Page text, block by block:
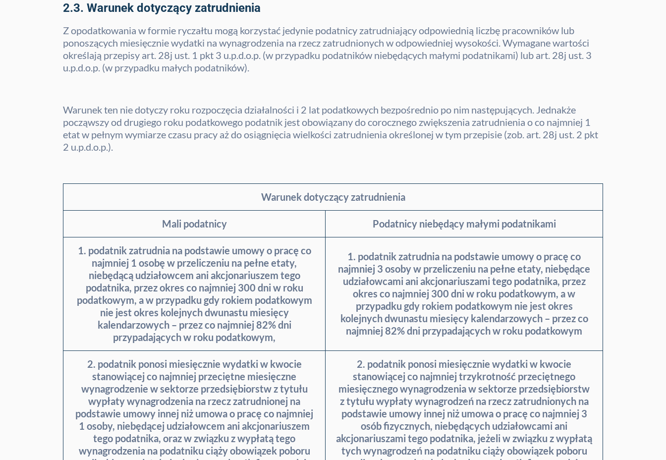
2.3. Warunek dotyczący zatrudnienia
Z opodatkowania w formie ryczałtu mogą korzystać jedynie podatnicy zatrudniający odpowiednią liczbę pracowników lub
ponoszących miesięcznie wydatki na wynagrodzenia na rzecz zatrudnionych w odpowiedniej wysokości. Wymagane wartości
określają przepisy art. 28j ust. 1 pkt 3 u.p.d.o.p. (w przypadku podatników niebędących małymi podatnikami) lub art. 28j ust. 3
u.p.d.o.p. (w przypadku małych podatników).
Warunek ten nie dotyczy roku rozpoczęcia działalności i 2 lat podatkowych bezpośrednio po nim następujących. Jednakże
począwszy od drugiego roku podatkowego podatnik jest obowiązany do corocznego zwiększenia zatrudnienia o co najmniej 1
etat w pełnym wymiarze czasu pracy aż do osiągnięcia wielkości zatrudnienia określonej w tym przepisie (zob. art. 28j ust. 2 pkt
2 u.p.d.o.p.).
Warunek dotyczący zatrudnienia
Mali podatnicy Podatnicy niebędący małymi podatnikami
1. podatnik zatrudnia na podstawie umowy o pracę co
najmniej 1 osobę w przeliczeniu na pełne etaty,
niebędącą udziałowcem ani akcjonariuszem tego
podatnika, przez okres co najmniej 300 dni w roku
podatkowym, a w przypadku gdy rokiem podatkowym
nie jest okres kolejnych dwunastu miesięcy
kalendarzowych – przez co najmniej 82% dni
przypadających w roku podatkowym,
1. podatnik zatrudnia na podstawie umowy o pracę co
najmniej 3 osoby w przeliczeniu na pełne etaty, niebędące
udziałowcami ani akcjonariuszami tego podatnika, przez
okres co najmniej 300 dni w roku podatkowym, a w
przypadku gdy rokiem podatkowym nie jest okres
kolejnych dwunastu miesięcy kalendarzowych – przez co
najmniej 82% dni przypadających w roku podatkowym
2. podatnik ponosi miesięcznie wydatki w kwocie
stanowiącej co najmniej przeciętne miesięczne
wynagrodzenie w sektorze przedsiębiorstw z tytułu
wypłaty wynagrodzenia na rzecz zatrudnionej na
podstawie umowy innej niż umowa o pracę co najmniej
1 osoby, niebędącej udziałowcem ani akcjonariuszem
tego podatnika, oraz w związku z wypłatą tego
wynagrodzenia na podatniku ciąży obowiązek poboru
2. podatnik ponosi miesięcznie wydatki w kwocie
stanowiącej co najmniej trzykrotność przeciętnego
miesięcznego wynagrodzenia w sektorze przedsiębiorstw
z tytułu wypłaty wynagrodzeń na rzecz zatrudnionych na
podstawie umowy innej niż umowa o pracę co najmniej 3
osób fizycznych, niebędących udziałowcami ani
akcjonariuszami tego podatnika, jeżeli w związku z wypłatą
tych wynagrodzeń na podatniku ciąży obowiązek poboru